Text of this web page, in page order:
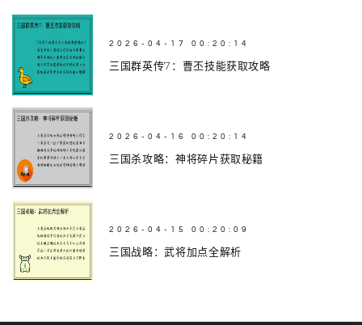
2026-04-17 00:20:14
三国群英传7：曹丕技能获取攻略
2026-04-16 00:20:14
三国杀攻略：神将碎片获取秘籍
2026-04-15 00:20:09
三国战略：武将加点全解析